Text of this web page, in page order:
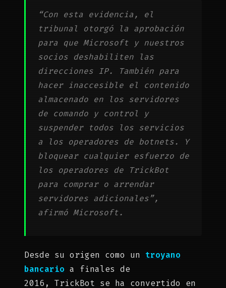
“Con esta evidencia, el
tribunal otorgó la aprobación
para que Microsoft y nuestros
socios deshabiliten las
direcciones IP. También para
hacer inaccesible el contenido
almacenado en los servidores
de comando y control y
suspender todos los servicios
a los operadores de botnets. Y
bloquear cualquier esfuerzo de
los operadores de TrickBot
para comprar o arrendar
servidores adicionales”,
afirmó Microsoft.
Desde su origen como un troyano
bancario a finales de
2016, TrickBot se ha convertido en